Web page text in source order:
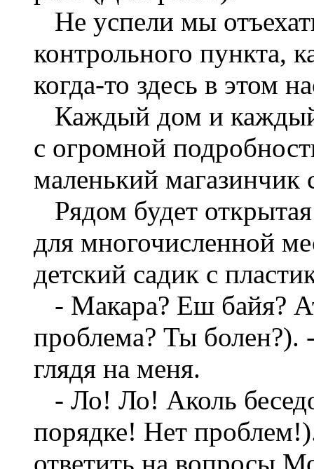
Не успели мы
контрольного пункта,
когда-то здесь в этом
Каждый дом и каждый
с огромной
маленький магазинчик
Рядом будет
для многочисленной
детский садик с
- Макара? Еш байя?
проблема? Ты
глядя на меня.
- Ло! Ло! Аколь
порядке! Нет